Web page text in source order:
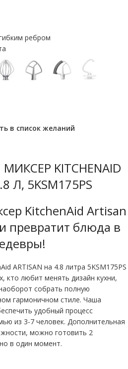
ребром
в список желаний
KITCHENAID
Л, 5KSM175PS
KitchenAid Artisan
превратит блюда в
ARTISAN на 4.8 литра 5KSM175PS
кто любит менять дизайн кухни,
собрать полную
гармоничном стиле. Чаша
удобный процесс
из 3-7 человек. Дополнительная
можно готовить 2
в один момент.